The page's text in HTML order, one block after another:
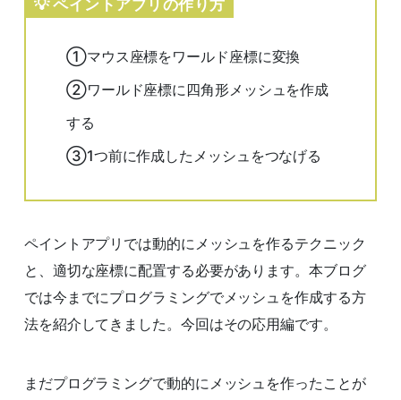
ペイントアプリの作り方
①マウス座標をワールド座標に変換
②ワールド座標に四角形メッシュを作成
する
③1つ前に作成したメッシュをつなげる
ペイントアプリでは動的にメッシュを作るテクニック
と、適切な座標に配置する必要があります。本ブログ
では今までにプログラミングでメッシュを作成する方
法を紹介してきました。今回はその応用編です。
まだプログラミングで動的にメッシュを作ったことが